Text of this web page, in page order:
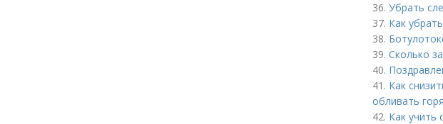
36. Убрать
37. Как
38.
39. Сколько
40.
41. Как
обливать
42. Как учить